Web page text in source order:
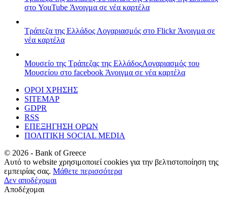
στο YouTube Άνοιγμα σε νέα καρτέλα
Τράπεζα της Ελλάδος Λογαριασμός στο FlickrΆνοιγμα σε
νέα καρτέλα
Μουσείο της Τράπεζας της ΕλλάδοςΛογαριασμός του
Μουσείου στο facebook Άνοιγμα σε νέα καρτέλα
ΟΡΟΙ ΧΡΗΣΗΣ
SITEMAP
GDPR
RSS
ΕΠΕΞΗΓΗΣΗ ΟΡΩΝ
ΠΟΛΙΤΙΚΗ SOCIAL MEDIA
© 2026 - Bank of Greece
Αυτό το website χρησιμοποιεί cookies για την βελτιστοποίηση της
εμπειρίας σας. Μάθετε περισσότερα
Δεν αποδέχομαι
Αποδέχομαι